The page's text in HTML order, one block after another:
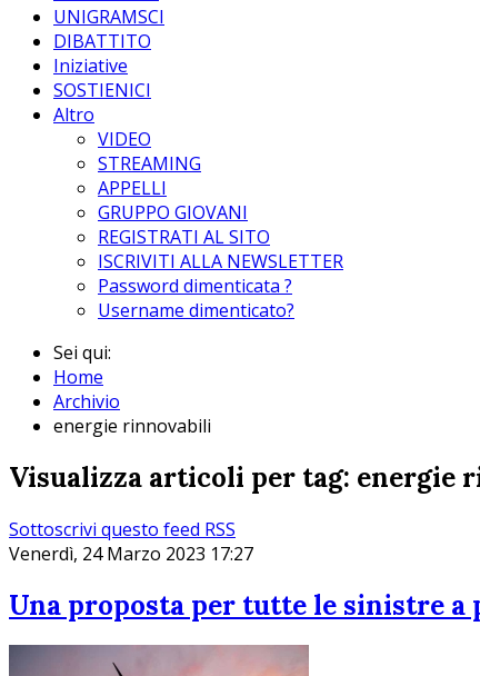
UNIGRAMSCI
DIBATTITO
Iniziative
SOSTIENICI
Altro
VIDEO
STREAMING
APPELLI
GRUPPO GIOVANI
REGISTRATI AL SITO
ISCRIVITI ALLA NEWSLETTER
Password dimenticata ?
Username dimenticato?
Sei qui:
Home
Archivio
energie rinnovabili
Visualizza articoli per tag: energie
Sottoscrivi questo feed RSS
Venerdì, 24 Marzo 2023 17:27
Una proposta per tutte le sinistre a